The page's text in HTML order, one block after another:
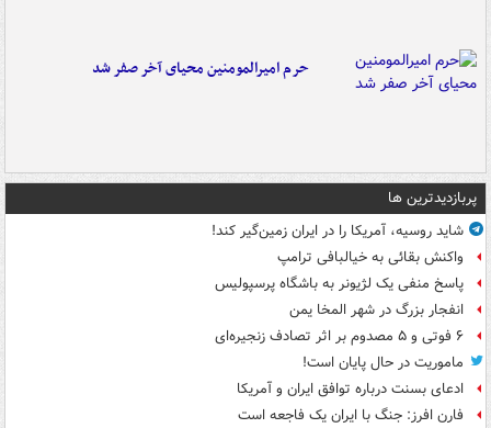
حرم امیرالمومنین محیای آخر صفر شد
پربازدیدترین ها
شاید روسیه، آمریکا را در ایران زمین‌گیر کند!
واکنش بقائی به خیالبافی ترامپ
پاسخ منفی یک لژیونر به باشگاه پرسپولیس
انفجار بزرگ در شهر المخا یمن
۶ فوتی و ۵ مصدوم بر اثر تصادف زنجیره‌ای
ماموریت در حال پایان است!
ادعای بسنت درباره توافق ایران و آمریکا
فارن افرز: جنگ با ایران یک فاجعه است